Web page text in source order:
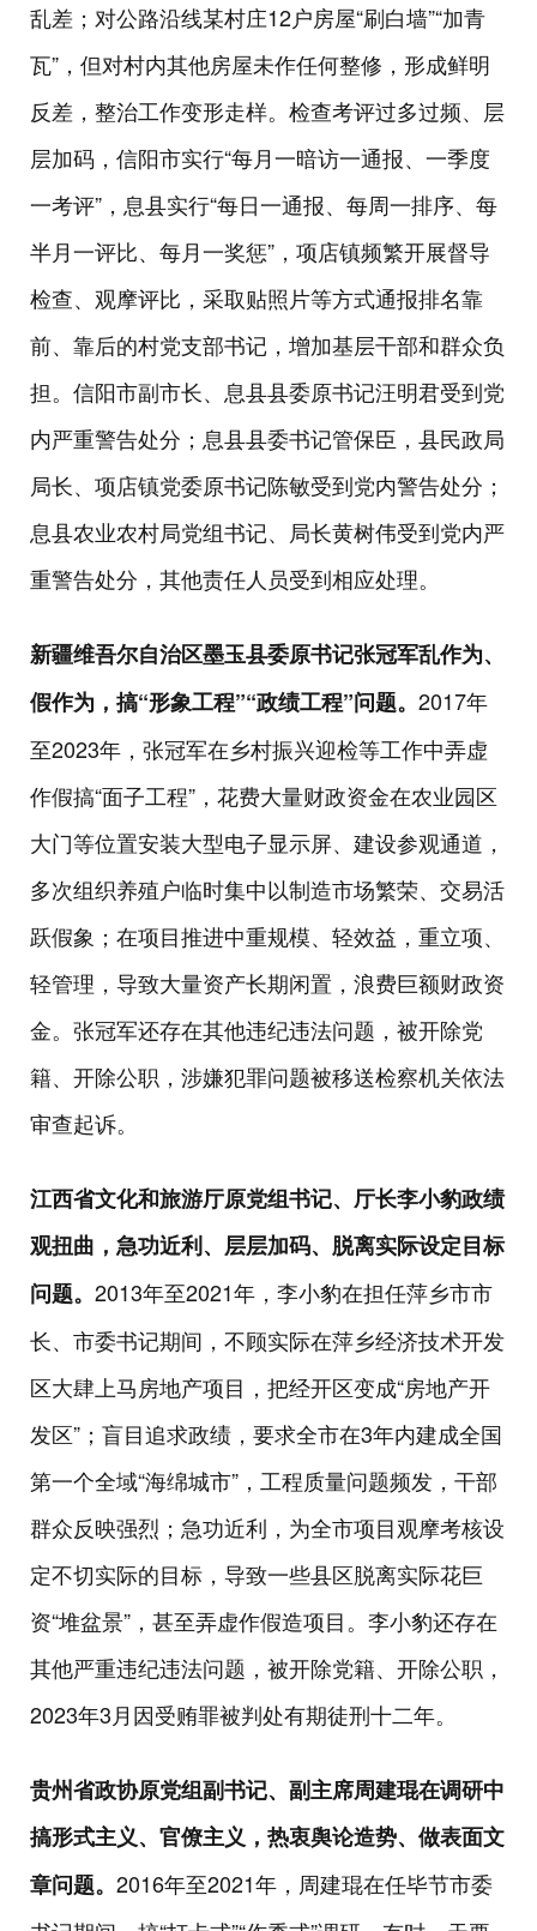
乱差；对公路沿线某村庄12户房屋“刷白墙”“加青
瓦”，但对村内其他房屋未作任何整修，形成鲜明
反差，整治工作变形走样。检查考评过多过频、层
层加码，信阳市实行“每月一暗访一通报、一季度
一考评”，息县实行“每日一通报、每周一排序、每
半月一评比、每月一奖惩”，项店镇频繁开展督导
检查、观摩评比，采取贴照片等方式通报排名靠
前、靠后的村党支部书记，增加基层干部和群众负
担。信阳市副市长、息县县委原书记汪明君受到党
内严重警告处分；息县县委书记管保臣，县民政局
局长、项店镇党委原书记陈敏受到党内警告处分；
息县农业农村局党组书记、局长黄树伟受到党内严
重警告处分，其他责任人员受到相应处理。
新疆维吾尔自治区墨玉县委原书记张冠军乱作为、
假作为，搞“形象工程”“政绩工程”问题。 2017年
至2023年，张冠军在乡村振兴迎检等工作中弄虚
作假搞“面子工程”，花费大量财政资金在农业园区
大门等位置安装大型电子显示屏、建设参观通道，
多次组织养殖户临时集中以制造市场繁荣、交易活
跃假象；在项目推进中重规模、轻效益，重立项、
轻管理，导致大量资产长期闲置，浪费巨额财政资
金。张冠军还存在其他违纪违法问题，被开除党
籍、开除公职，涉嫌犯罪问题被移送检察机关依法
审查起诉。
江西省文化和旅游厅原党组书记、厅长李小豹政绩
观扭曲，急功近利、层层加码、脱离实际设定目标
问题。 2013年至2021年，李小豹在担任萍乡市市
长、市委书记期间，不顾实际在萍乡经济技术开发
区大肆上马房地产项目，把经开区变成“房地产开
发区”；盲目追求政绩，要求全市在3年内建成全国
第一个全域“海绵城市”，工程质量问题频发，干部
群众反映强烈；急功近利，为全市项目观摩考核设
定不切实际的目标，导致一些县区脱离实际花巨
资“堆盆景”，甚至弄虚作假造项目。李小豹还存在
其他严重违纪违法问题，被开除党籍、开除公职，
2023年3月因受贿罪被判处有期徒刑十二年。
贵州省政协原党组副书记、副主席周建琨在调研中
搞形式主义、官僚主义，热衷舆论造势、做表面文
章问题。 2016年至2021年，周建琨在任毕节市委